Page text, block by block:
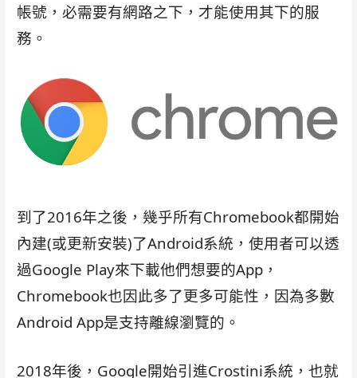
帳號，必需要有網路之下，才能使用其下的服
務。
到了2016年之後，幾乎所有Chromebook都開始
內建(或更新安裝)了Android系統，使用者可以透
過Google Play來下載他們想要的App，
Chromebook也因此多了更多可能性，因為多數
Android App是支持離線瀏覽的。
2018年後，Google開始引進Crostini系統，也就